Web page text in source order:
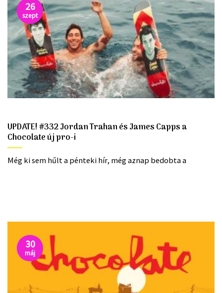
UPDATE! #332 Jordan Trahan és James Capps a
Chocolate új pro-i
Még ki sem hűlt a pénteki hír, még aznap bedobta a
26
szept
30
máj